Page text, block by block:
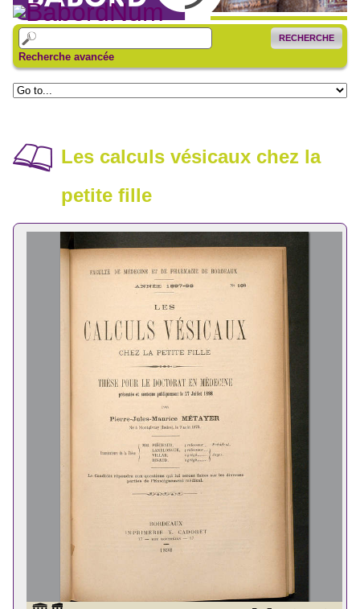
RECHERCHE
Recherche avancée
Les calculs vésicaux chez la
petite fille